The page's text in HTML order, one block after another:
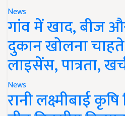
News
गांव में खाद, बीज
दुकान खोलना
लाइसेंस, पात्रता,
News
रानी लक्ष्मीबाई